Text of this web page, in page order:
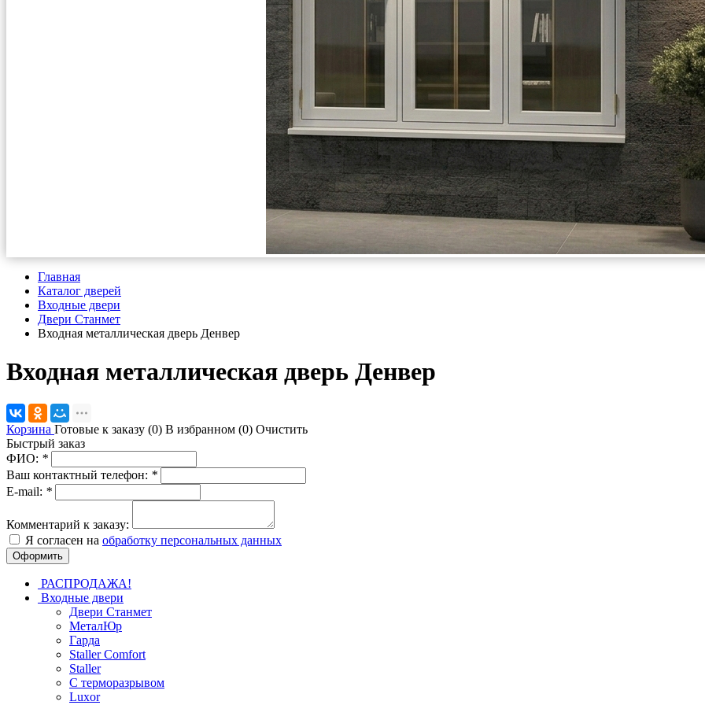
Главная
Каталог дверей
Входные двери
Двери Станмет
Входная металлическая дверь Денвер
Входная металлическая дверь Денвер
Корзина Готовые к заказу (0) В избранном (0) Очистить
Быстрый заказ
ФИО: *
Ваш контактный телефон: *
E-mail: *
Комментарий к заказу:
Я согласен на обработку персональных данных
РАСПРОДАЖА!
Входные двери
Двери Станмет
МеталЮр
Гарда
Staller Comfort
Staller
С терморазрывом
Luxor